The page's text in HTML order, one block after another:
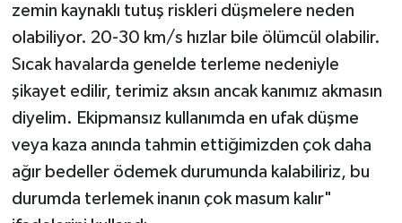
zemin kaynaklı tutuş riskleri düşmelere neden
olabiliyor. 20-30 km/s hızlar bile ölümcül olabilir.
Sıcak havalarda genelde terleme nedeniyle
şikayet edilir, terimiz aksın ancak kanımız akmasın
diyelim. Ekipmansız kullanımda en ufak düşme
veya kaza anında tahmin ettiğimizden çok daha
ağır bedeller ödemek durumunda kalabiliriz, bu
durumda terlemek inanın çok masum kalır"